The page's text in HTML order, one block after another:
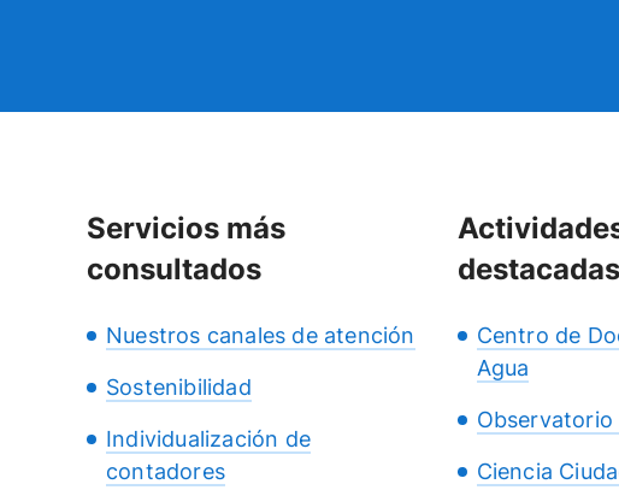
Servicios más
consultados
Nuestros canales de atención
Sostenibilidad
Individualización de
contadores
destacadas
Centro de
Agua
Observatorio
Ciencia